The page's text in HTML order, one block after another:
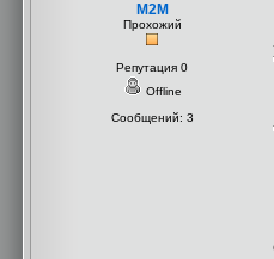
M2M
Прохожий
Репутация 0
Offline
Сообщений: 3